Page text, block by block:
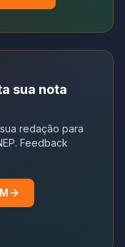
sua nota
redação para
Feedback